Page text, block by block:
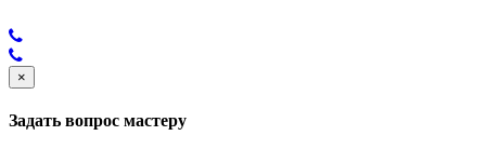
×
Задать вопрос мастеру